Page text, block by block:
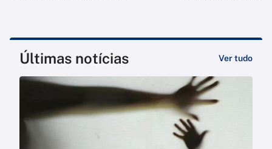
Últimas notícias Ver tudo